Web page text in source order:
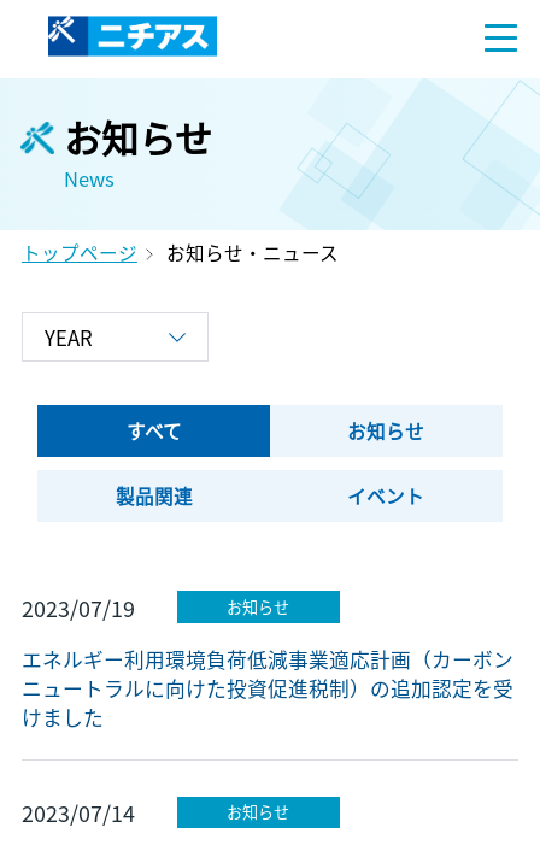
お知らせ
News
トップページ お知らせ・ニュース
すべて お知らせ
製品関連 イベント
2023/07/19 お知らせ
エネルギー利用環境負荷低減事業適応計画（カーボン
ニュートラルに向けた投資促進税制）の追加認定を受
けました
2023/07/14 お知らせ